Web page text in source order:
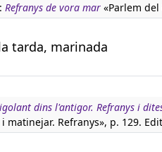
Refranys de vora mar «Parlem
tarda, marinada
dins l'antigor. Refranys i
matinejar. Refranys», p. 129.